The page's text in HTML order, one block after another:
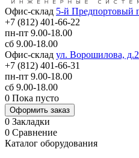
Офис-склад 5-й Предпортовый
+7 (812) 401-66-22
пн-пт 9.00-18.00
сб 9.00-18.00
Офис-склад ул. Ворошилова,
+7 (812) 401-66-31
пн-пт 9.00-18.00
сб 9.00-18.00
0 Пока пусто
Оформить заказ
0 Закладки
0 Сравнение
Каталог оборудования